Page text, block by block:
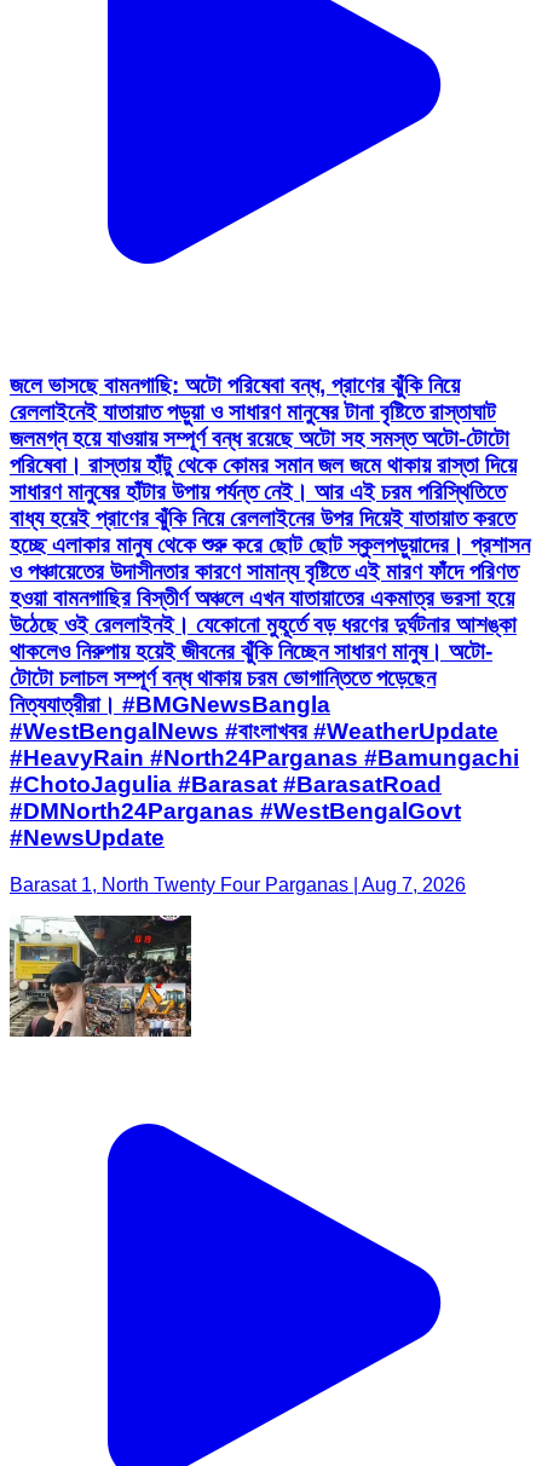
জলে ভাসছে বামনগাছি: অটো পরিষেবা বন্ধ, প্রাণের ঝুঁকি নিয়ে
রেললাইনেই যাতায়াত পড়ুয়া ও সাধারণ মানুষের টানা বৃষ্টিতে রাস্তাঘাট
জলমগ্ন হয়ে যাওয়ায় সম্পূর্ণ বন্ধ রয়েছে অটো সহ সমস্ত অটো-টোটো
পরিষেবা। রাস্তায় হাঁটু থেকে কোমর সমান জল জমে থাকায় রাস্তা দিয়ে
সাধারণ মানুষের হাঁটার উপায় পর্যন্ত নেই। আর এই চরম পরিস্থিতিতে
বাধ্য হয়েই প্রাণের ঝুঁকি নিয়ে রেললাইনের উপর দিয়েই যাতায়াত করতে
হচ্ছে এলাকার মানুষ থেকে শুরু করে ছোট ছোট স্কুলপড়ুয়াদের। প্রশাসন
ও পঞ্চায়েতের উদাসীনতার কারণে সামান্য বৃষ্টিতে এই মারণ ফাঁদে পরিণত
হওয়া বামনগাছির বিস্তীর্ণ অঞ্চলে এখন যাতায়াতের একমাত্র ভরসা হয়ে
উঠেছে ওই রেললাইনই। যেকোনো মুহূর্তে বড় ধরণের দুর্ঘটনার আশঙ্কা
থাকলেও নিরুপায় হয়েই জীবনের ঝুঁকি নিচ্ছেন সাধারণ মানুষ। অটো-
টোটো চলাচল সম্পূর্ণ বন্ধ থাকায় চরম ভোগান্তিতে পড়েছেন
নিত্যযাত্রীরা। #BMGNewsBangla
#WestBengalNews #বাংলাখবর #WeatherUpdate
#HeavyRain #North24Parganas #Bamungachi
#ChotoJagulia #Barasat #BarasatRoad
#DMNorth24Parganas #WestBengalGovt
#NewsUpdate
Barasat 1, North Twenty Four Parganas | Aug 7, 2026